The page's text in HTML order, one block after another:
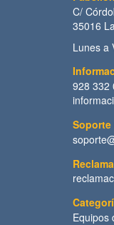
C/
35016
Lunes a
928 332
Soporte
Equipos